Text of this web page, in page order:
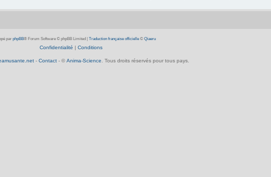
par phpBB® Forum Software © phpBB Limited Traduction française officielle© Qiaeru
Confidentialité | Conditions
- Contact- © Anima-Science . Tous droits réservés pour tous pays.